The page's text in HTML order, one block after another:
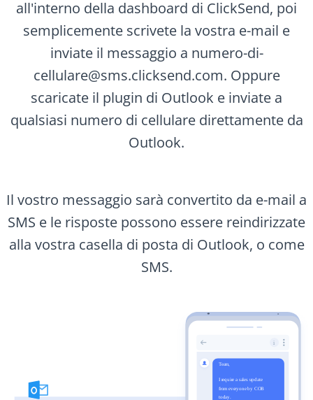
all'interno della dashboard di ClickSend, poi
semplicemente scrivete la vostra e-mail e
inviate il messaggio a numero-di-
cellulare@sms.clicksend.com. Oppure
scaricate il plugin di Outlook e inviate a
qualsiasi numero di cellulare direttamente da
Outlook.
Il vostro messaggio sarà convertito da e-mail a
SMS e le risposte possono essere reindirizzate
alla vostra casella di posta di Outlook, o come
SMS.